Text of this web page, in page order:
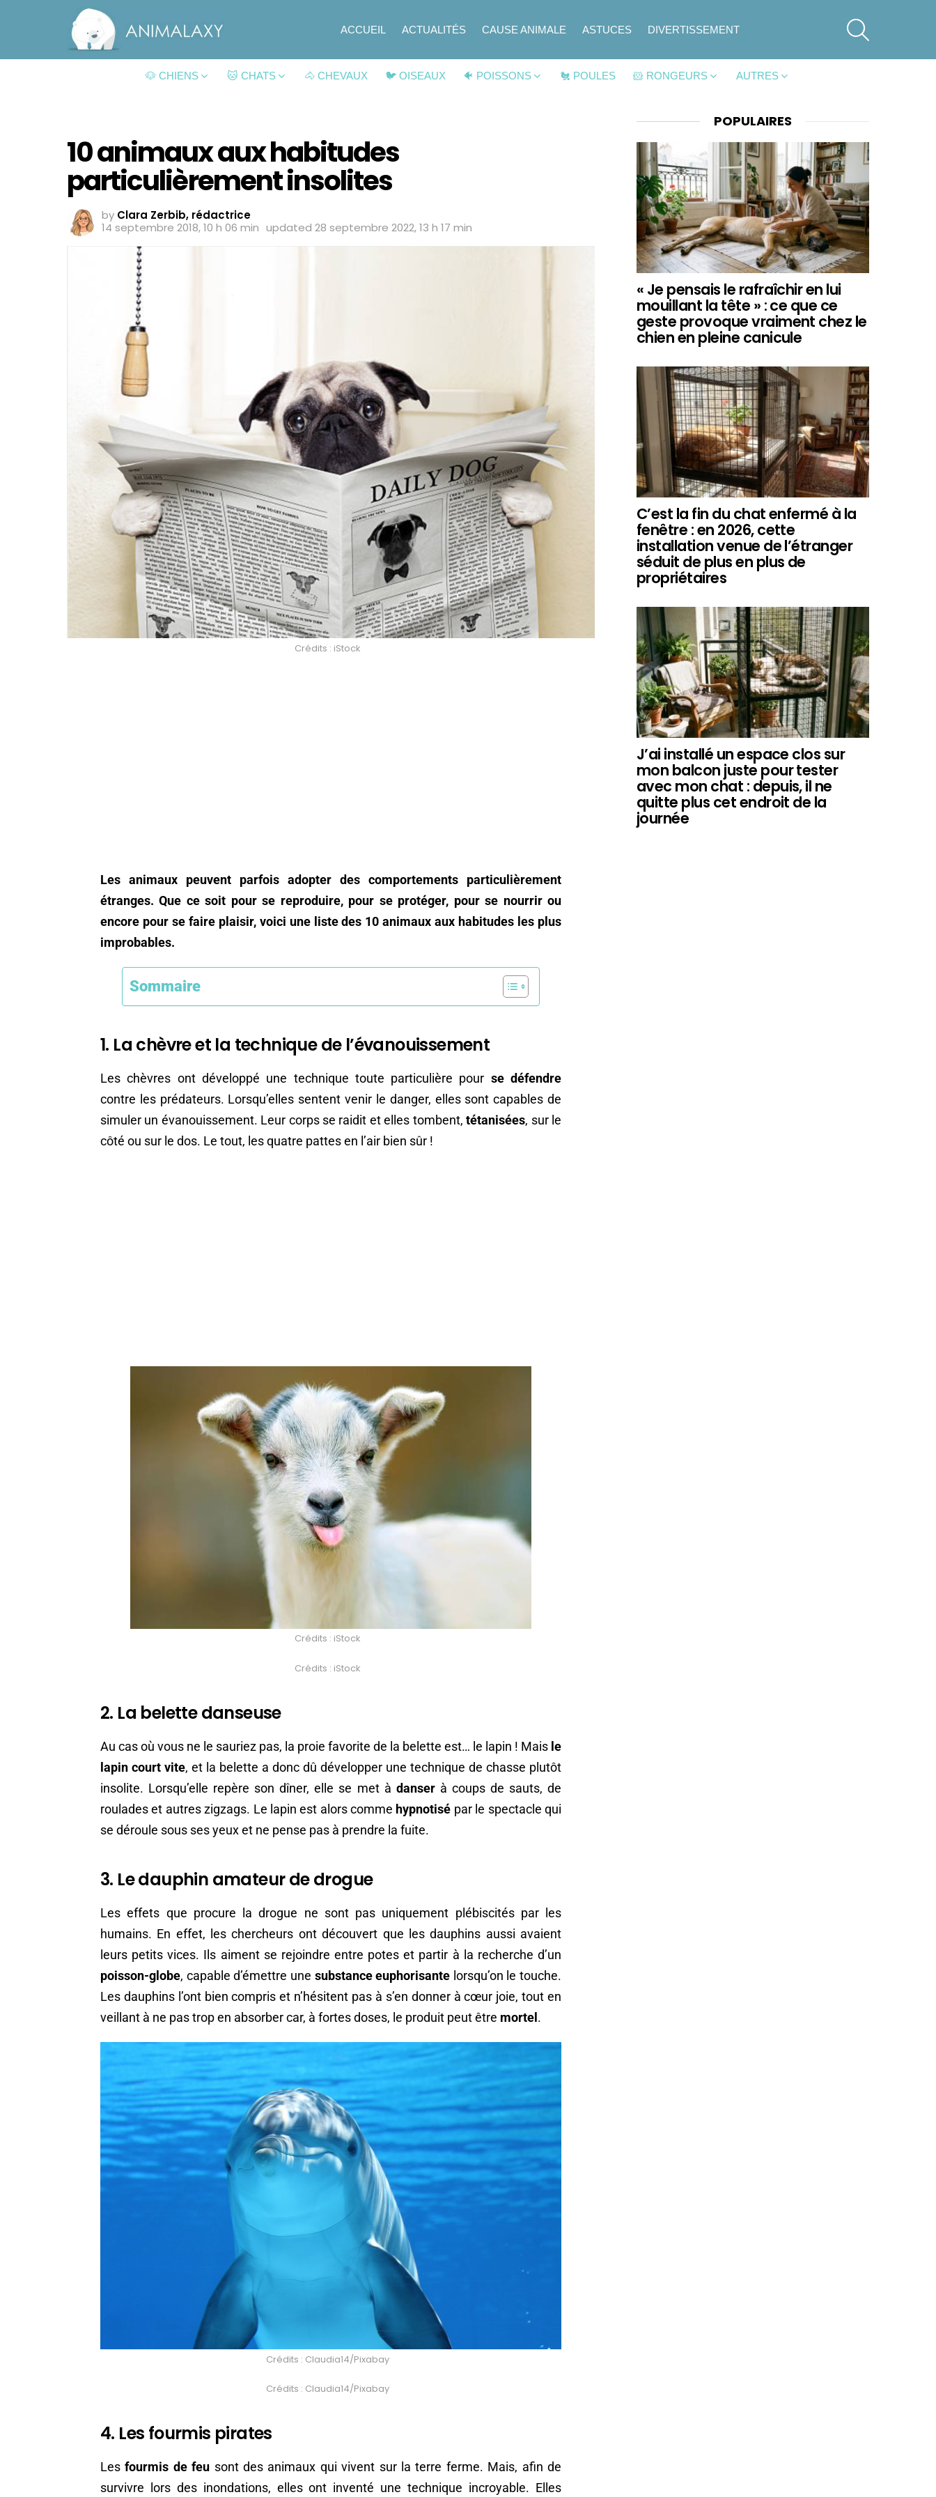
ACCUEIL ACTUALITÉS CAUSE ANIMALE ASTUCES DIVERTISSEMENT
🐶 CHIENS 🐱 CHATS 🐴 CHEVAUX 🐦 OISEAUX 🐠 POISSONS 🐔 POULES 🐹 RONGEURS AUTRES
10 animaux aux habitudes
particulièrement insolites
by Clara Zerbib, rédactrice
14 septembre 2018, 10 h 06 min updated 28 septembre 2022, 13 h 17 min
Crédits : iStock
Les animaux peuvent parfois adopter des comportements particulièrement
étranges. Que ce soit pour se reproduire, pour se protéger, pour se nourrir ou
encore pour se faire plaisir, voici une liste des 10 animaux aux habitudes les plus
improbables.
Sommaire
1. La chèvre et la technique de l’évanouissement
Les chèvres ont développé une technique toute particulière pour se défendre
contre les prédateurs. Lorsqu’elles sentent venir le danger, elles sont capables de
simuler un évanouissement. Leur corps se raidit et elles tombent,tétanisées, sur le
côté ou sur le dos. Le tout, les quatre pattes en l’air bien sûr !
Crédits : iStock
Crédits : iStock
2. La belette danseuse
Au cas où vous ne le sauriez pas, la proie favorite de la belette est… le lapin ! Mais le
lapin court vite, et la belette a donc dû développer une technique de chasse plutôt
insolite. Lorsqu’elle repère son dîner, elle se met à danserà coups de sauts, de
roulades et autres zigzags. Le lapin est alors comme hypnotisé par le spectacle qui
se déroule sous ses yeux et ne pense pas à prendre la fuite.
3. Le dauphin amateur de drogue
Les effets que procure la drogue ne sont pas uniquement plébiscités par les
humains. En effet, les chercheurs ont découvert que les dauphins aussi avaient
leurs petits vices. Ils aiment se rejoindre entre potes et partir à la recherche d’un
poisson-globe, capable d’émettre une substance euphorisante lorsqu’on le touche.
Les dauphins l’ont bien compris et n’hésitent pas à s’en donner à cœur joie, tout en
veillant à ne pas trop en absorber car, à fortes doses, le produit peut être mortel .
Crédits : Claudia14/Pixabay
Crédits : Claudia14/Pixabay
4. Les fourmis pirates
Lesfourmis de feu sont des animaux qui vivent sur la terre ferme. Mais, afin de
survivre lors des inondations, elles ont inventé une technique incroyable. Elles
POPULAIRES
« Je pensais le rafraîchir en lui
mouillant la tête » : ce que ce
geste provoque vraiment chez le
chien en pleine canicule
C’est la fin du chat enfermé à la
fenêtre : en 2026, cette
installation venue de l’étranger
séduit de plus en plus de
propriétaires
J’ai installé un espace clos sur
mon balcon juste pour tester
avec mon chat : depuis, il ne
quitte plus cet endroit de la
journée